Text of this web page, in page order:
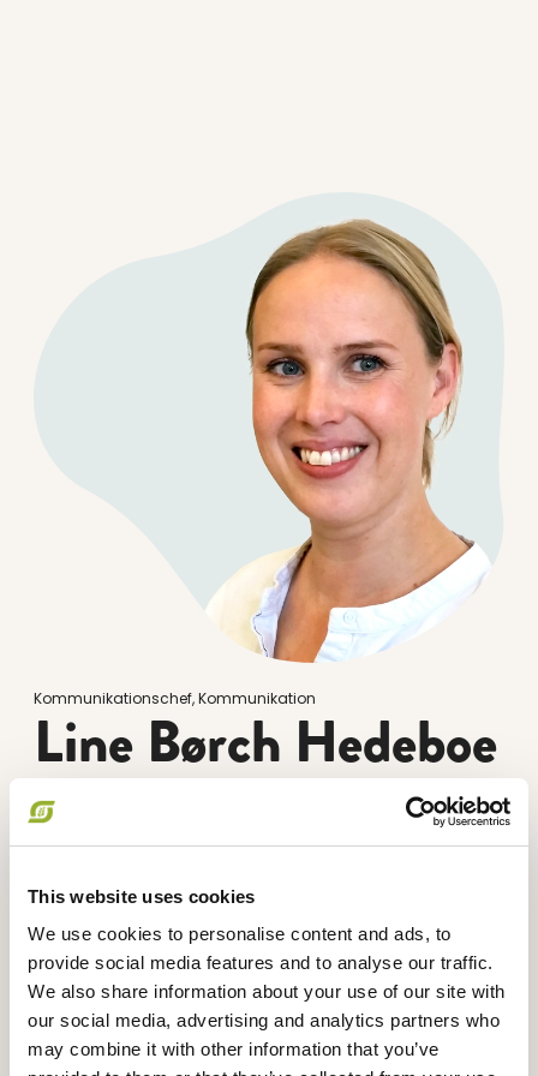
This website uses cookies
We use cookies to personalise content and ads, to
provide social media features and to analyse our traffic.
We also share information about your use of our site with
our social media, advertising and analytics partners who
may combine it with other information that you’ve
Kommunikationschef, Kommunikation
Line Børch Hedeboe
+45 20 72 23 66
lhe@okologi.dk
tværs af afdelinger og med foreningens udtryk
og kendskabsgrad for øje. Jeg har ledelsesansvar
for kommunikationsafdelingen og er en del af
ledelsesgruppen.